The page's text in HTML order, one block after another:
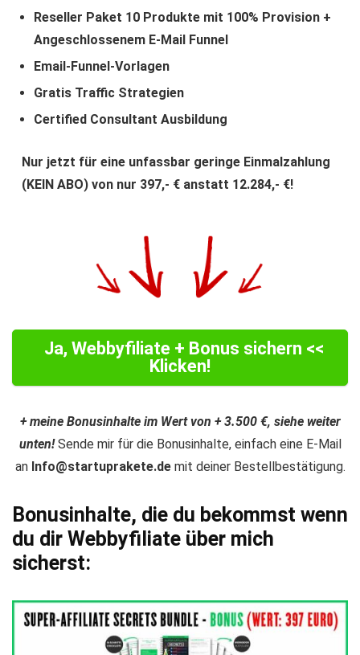
Reseller Paket 10 Produkte mit 100% Provision +
Angeschlossenem E-Mail Funnel
Email-Funnel-Vorlagen
Gratis Traffic Strategien
Certified Consultant Ausbildung
Nur jetzt für eine unfassbar geringe Einmalzahlung
(KEIN ABO) von nur 397,- € anstatt 12.284,- €!
Ja, Webbyfiliate + Bonus sichern <<
Klicken!
+ meine Bonusinhalte im Wert von + 3.500 €, siehe weiter
unten!Sende mir für die Bonusinhalte, einfach eine E-Mail
an Info@startuprakete.demit deiner Bestellbestätigung.
Bonusinhalte, die du bekommst wenn
du dir Webbyfiliate über mich
sicherst: